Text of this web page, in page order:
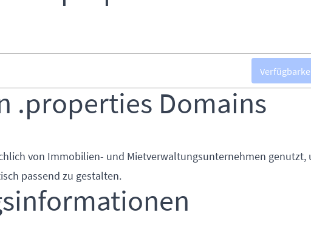
.properties Domains
von Immobilien- und Mietverwaltungsunternehmen genutzt,
passend zu gestalten.